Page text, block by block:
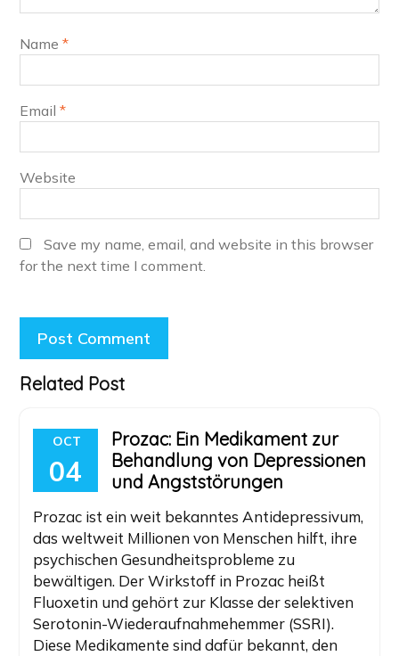
Name *
Email *
Website
Save my name, email, and website in this browser
for the next time I comment.
Related Post
OCT
04
Prozac: Ein Medikament zur
Behandlung von Depressionen
und Angststörungen
Prozac ist ein weit bekanntes Antidepressivum,
das weltweit Millionen von Menschen hilft, ihre
psychischen Gesundheitsprobleme zu
bewältigen. Der Wirkstoff in Prozac heißt
Fluoxetin und gehört zur Klasse der selektiven
Serotonin-Wiederaufnahmehemmer (SSRI).
Diese Medikamente sind dafür bekannt, den